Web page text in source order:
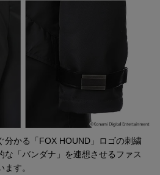
分かる「FOX HOUND」ロゴの刺繍
な「バンダナ」を連想させるファス
す。